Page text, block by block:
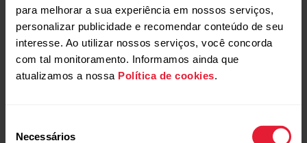
para melhorar a sua experiência em nossos serviços,
personalizar publicidade e recomendar conteúdo de seu
interesse. Ao utilizar nossos serviços, você concorda
com tal monitoramento. Informamos ainda que
atualizamos a nossa Política de cookies.
Necessários